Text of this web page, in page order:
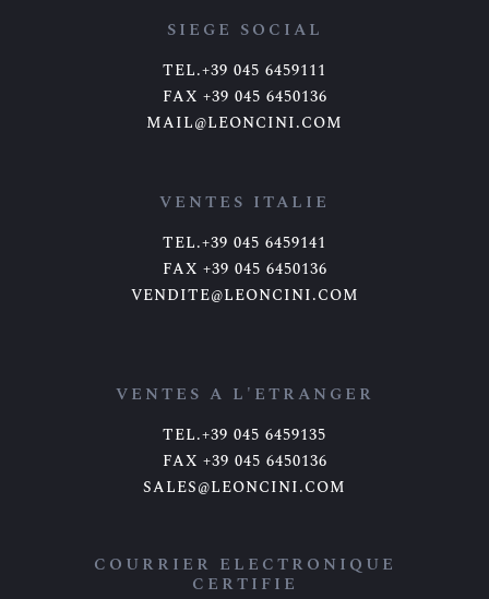
SIEGE SOCIAL
TEL.+39 045 6459111
FAX +39 045 6450136
MAIL@LEONCINI.COM
VENTES ITALIE
TEL.+39 045 6459141
FAX +39 045 6450136
VENDITE@LEONCINI.COM
VENTES A L'ETRANGER
TEL.+39 045 6459135
FAX +39 045 6450136
SALES@LEONCINI.COM
COURRIER ELECTRONIQUE
CERTIFIE